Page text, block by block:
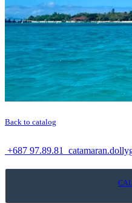
Back to catalog
+687 97.89.81